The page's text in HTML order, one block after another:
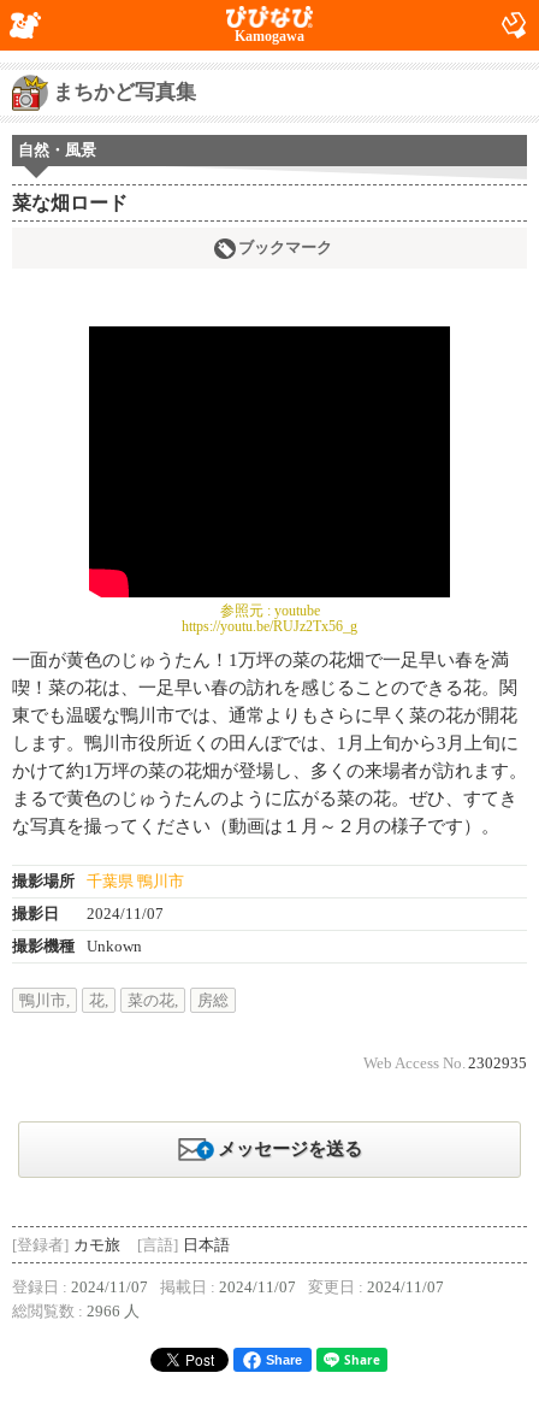
Kamogawa
まちかど写真集
自然・風景
菜な畑ロード
ブックマーク
参照元 : youtube
https://youtu.be/RUJz2Tx56_g
一面が黄色のじゅうたん！1万坪の菜の花畑で一足早い春を満
喫！菜の花は、一足早い春の訪れを感じることのできる花。関
東でも温暖な鴨川市では、通常よりもさらに早く菜の花が開花
します。鴨川市役所近くの田んぼでは、1月上旬から3月上旬に
かけて約1万坪の菜の花畑が登場し、多くの来場者が訪れます。
まるで黄色のじゅうたんのように広がる菜の花。ぜひ、すてき
な写真を撮ってください（動画は１月～２月の様子です）。
撮影場所
千葉県 鴨川市
撮影日
2024/11/07
撮影機種
Unkown
鴨川市, 花, 菜の花, 房総
Web Access No. 2302935
メッセージを送る
[登録者] カモ旅 [言語] 日本語
登録日 : 2024/11/07 掲載日 : 2024/11/07 変更日 : 2024/11/07
総閲覧数 : 2966 人
Share